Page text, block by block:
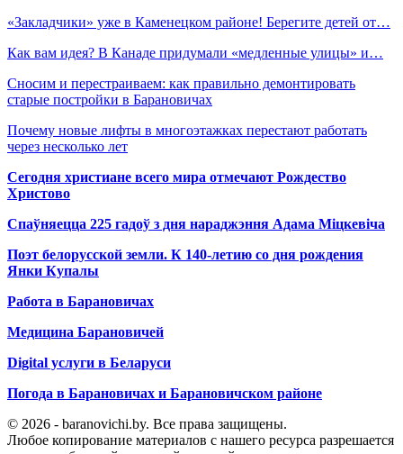
«Закладчики» уже в Каменецком районе! Берегите детей от…
Как вам идея? В Канаде придумали «медленные улицы» и…
Сносим и перестраиваем: как правильно демонтировать
старые постройки в Барановичах
Почему новые лифты в многоэтажках перестают работать
через несколько лет
Сегодня христиане всего мира отмечают Рождество
Христово
Спаўняецца 225 гадоў з дня нараджэння Адама Міцкевіча
Поэт белорусской земли. К 140-летию со дня рождения
Янки Купалы
Работа в Барановичах
Медицина Барановичей
Digital услуги в Беларуси
Погода в Барановичах и Барановичском районе
© 2026 - baranovichi.by. Все права защищены.
Любое копирование материалов с нашего ресурса разрешается